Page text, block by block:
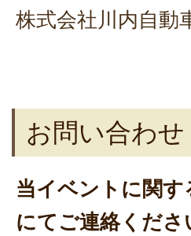
株式会社川内自動
お問い合わせ
当イベントに関
にてご連絡くださ